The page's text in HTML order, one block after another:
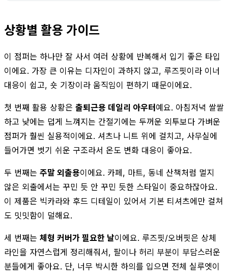
상황별 활용 가이드
이 점퍼는 하나만 잘 사서 여러 상황에 반복해서 입기 좋은 타입
이에요. 가장 큰 이유는 디자인이 과하지 않고, 루즈핏이라 이너
대응이 쉽고, 숏 기장이라 움직임이 편하기 때문이에요.
첫 번째 활용 상황은 출퇴근용 데일리 아우터예요. 아침저녁 쌀쌀
하고 낮에는 덥게 느껴지는 간절기에는 두꺼운 외투보다 가벼운
점퍼가 훨씬 실용적이에요. 셔츠나 니트 위에 걸치고, 사무실에
들어가면 벗기 쉬운 구조라서 온도 변화 대응이 좋아요.
두 번째는 주말 외출용이에요. 카페, 마트, 동네 산책처럼 멀지
않은 외출에서는 꾸민 듯 안 꾸민 듯한 스타일이 중요하잖아요.
이 제품은 빅카라와 후드 디테일이 있어서 기본 티셔츠에만 걸쳐
도 밋밋함이 덜해요.
세 번째는 체형 커버가 필요한 날이에요. 루즈핏/오버핏은 상체
라인을 자연스럽게 정리해줘서, 팔이나 허리 부분이 부담스러운
분들에게 좋아요. 단, 너무 박시한 하의를 입으면 전체 실루엣이